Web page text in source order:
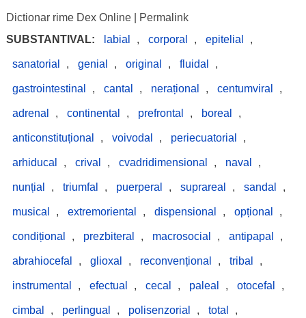
Dictionar rime Dex Online|
Permalink
SUBSTANTIVAL:
labial , corporal , epitelial ,
sanatorial , genial , original , fluidal ,
gastrointestinal , cantal , nerațional , centumviral ,
adrenal , continental , prefrontal , boreal ,
anticonstituțional , voivodal , periecuatorial ,
arhiducal , crival , cvadridimensional , naval ,
nunțial , triumfal , puerperal , suprareal , sandal ,
musical , extremoriental , dispensional , opțional ,
condițional , prezbiteral , macrosocial , antipapal ,
abrahiocefal , glioxal , reconvențional , tribal ,
instrumental , efectual , cecal , paleal , otocefal ,
cimbal , perlingual , polisenzorial , total ,